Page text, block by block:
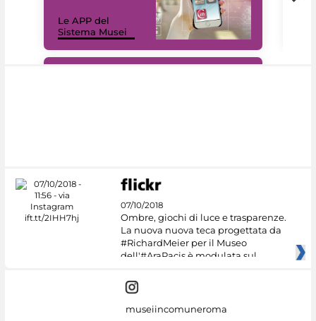
Le APP del
Sistema Musei
07/10/2018
Ombre, giochi di luce e trasparenze.
La nuova nuova teca progettata da
#RichardMeier per il Museo
dell'#AraPacis è modulata sul
museiincomuneroma